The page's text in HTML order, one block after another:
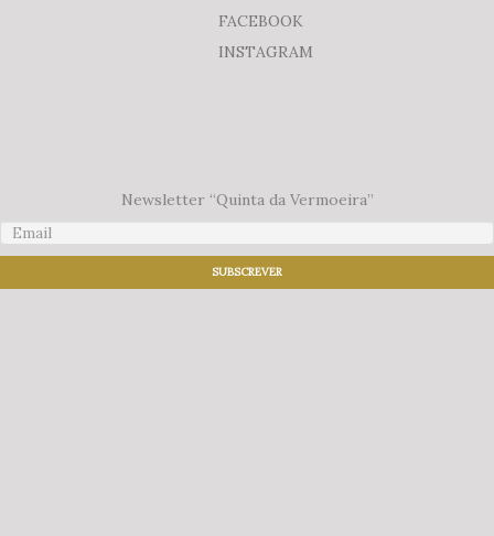
FACEBOOK
INSTAGRAM
Newsletter “Quinta da Vermoeira”